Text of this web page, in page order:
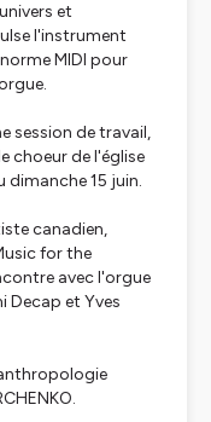
et
l'instrument
MIDI pour
session de travail,
choeur de l'église
dimanche 15 juin.
canadien,
for the
avec l'orgue
Decap et Yves